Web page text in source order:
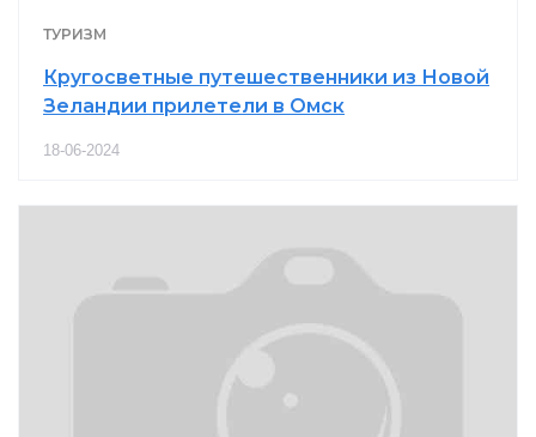
ТУРИЗМ
Кругосветные путешественники из Новой
Зеландии прилетели в Омск
18-06-2024